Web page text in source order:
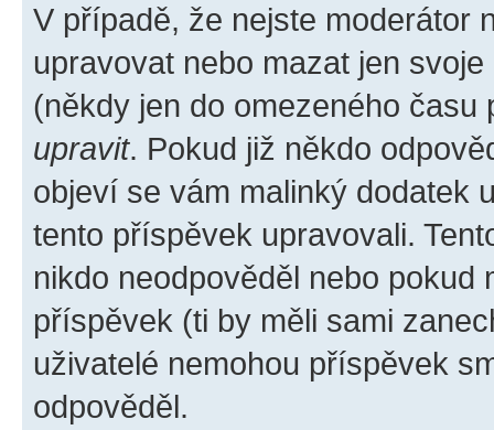
V případě, že nejste moderátor
upravovat nebo mazat jen
(někdy jen do omezeného
upravit. Pokud již někdo
objeví se vám malinký dodatek
tento příspěvek upravovali.
nikdo neodpověděl nebo pokud
příspěvek (ti by měli sami
uživatelé nemohou příspěvek
odpověděl.